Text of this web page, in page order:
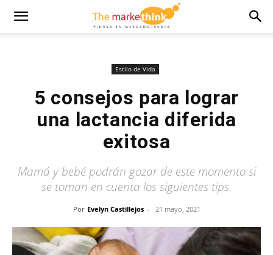
Estilo de Vida
5 consejos para lograr
una lactancia diferida
exitosa
Mamá y bebé podrán gozar de este momento si
se toman en cuenta los siguientes tips.
Por Evelyn Castillejos - 21 mayo, 2021